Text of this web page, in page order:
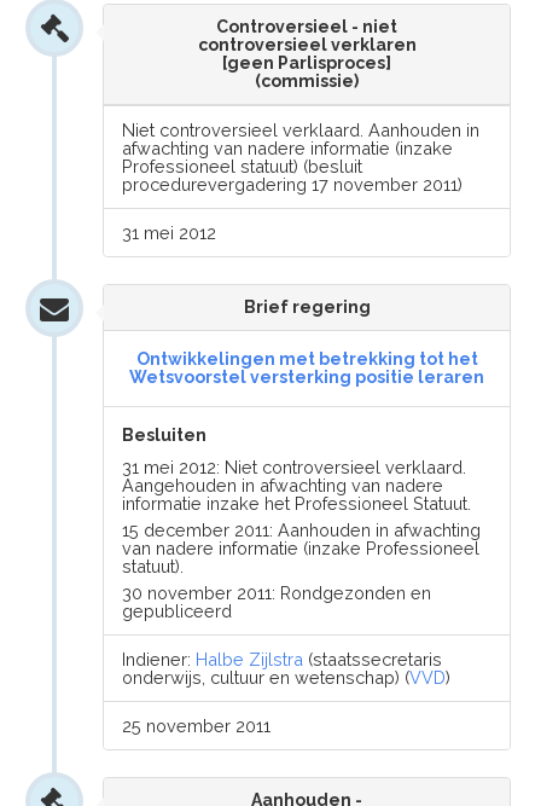
Controversieel - niet
controversieel verklaren
[geen Parlisproces]
(commissie)
Niet controversieel verklaard. Aanhouden in
afwachting van nadere informatie (inzake
Professioneel statuut) (besluit
procedurevergadering 17 november 2011)
31 mei 2012
Brief regering
Ontwikkelingen met betrekking tot het
Wetsvoorstel versterking positie leraren
Besluiten
31 mei 2012: Niet controversieel verklaard.
Aangehouden in afwachting van nadere
informatie inzake het Professioneel Statuut.
15 december 2011: Aanhouden in afwachting
van nadere informatie (inzake Professioneel
statuut).
30 november 2011: Rondgezonden en
gepubliceerd
Indiener: Halbe Zijlstra (staatssecretaris
onderwijs, cultuur en wetenschap) (VVD)
25 november 2011
Aanhouden -